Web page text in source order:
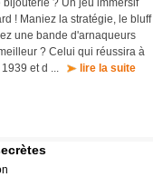
? Un jeu immersif
! Maniez la stratégie, le bluff
une bande d'arnaqueurs
? Celui qui réussira à
et d ...
lire la suite